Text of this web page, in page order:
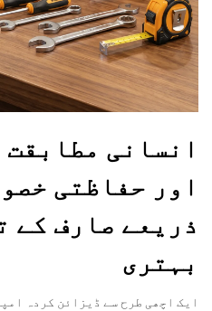
انسانی
اور حفاظتی
ذریعے صارف کے
بہتری
ایک اچھی طرح سے ڈیزائن کردہ